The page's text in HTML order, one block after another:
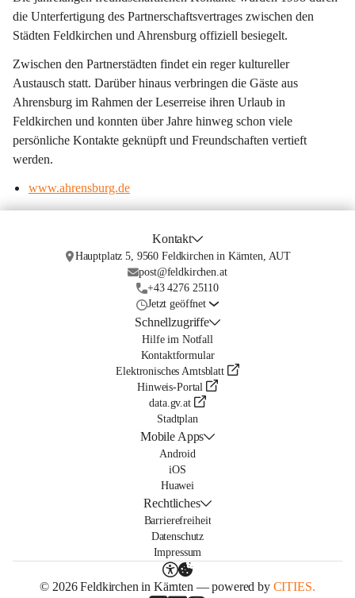
die Unterfertigung des Partnerschaftsvertrages zwischen den
Städten Feldkirchen und Ahrensburg offiziell besiegelt.
Zwischen den Partnerstädten findet ein reger kultureller
Austausch statt. Darüber hinaus verbringen die Gäste aus
Ahrensburg im Rahmen der Leserreise ihren Urlaub in
Feldkirchen und konnten über Jahre hinweg schon viele
persönliche Kontakte geknüpft und Freundschaften vertieft
werden.
www.ahrensburg.de
Kontakt
Hauptplatz 5, 9560 Feldkirchen in Kärnten, AUT
post@feldkirchen.at
+43 4276 25110
Jetzt geöffnet
Schnellzugriffe
Hilfe im Notfall
Kontaktformular
Elektronisches Amtsblatt
Hinweis-Portal
data.gv.at
Stadtplan
Mobile Apps
Android
iOS
Huawei
Rechtliches
Barrierefreiheit
Datenschutz
Impressum
© 2026 Feldkirchen in Kärnten — powered by CITIES.